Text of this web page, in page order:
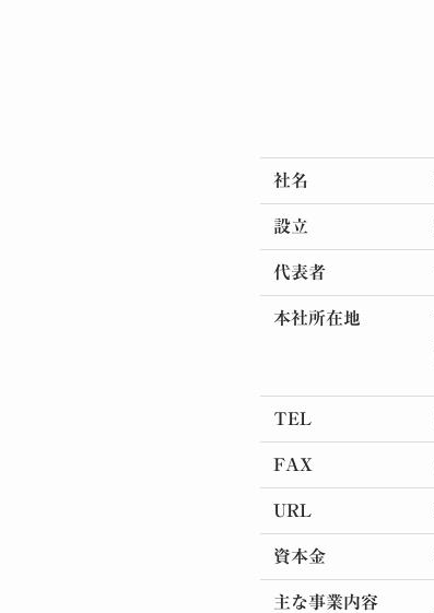
社名
設立
代表者
本社所在地
TEL
FAX
URL
資本金
主な事業内容